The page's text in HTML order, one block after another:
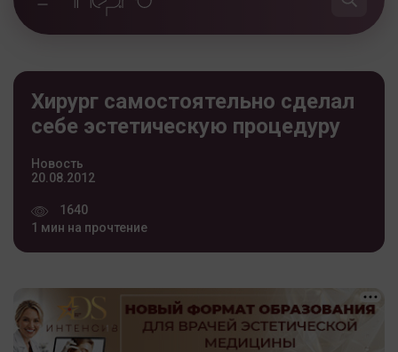
Хирург самостоятельно сделал
себе эстетическую процедуру
Новость
20.08.2012
1640
1 мин на прочтение